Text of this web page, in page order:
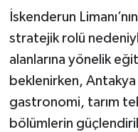
İskenderun
stratejik rolü
alanlarına yönelik
beklenirken,
gastronomi, tarım
bölümlerin